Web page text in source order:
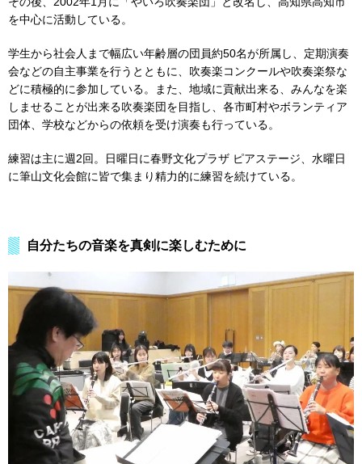
を中心に活動している。
学生から社会人まで幅広い年齢層の団員約50名が所属し、定期演奏
会などの自主事業を行うとともに、吹奏楽コンクールや吹奏楽祭な
どに積極的に参加している。また、地域に貢献出来る、みんなを楽
しませることが出来る吹奏楽団を目指し、各市町村やボランティア
団体、学校などからの依頼を受け演奏も行っている。
練習は主に週2回。日曜日に春野文化プラザ ピアステージ、水曜日
に筆山文化会館に皆で集まり精力的に練習を続けている。
自分たちの音楽を真剣に楽しむために